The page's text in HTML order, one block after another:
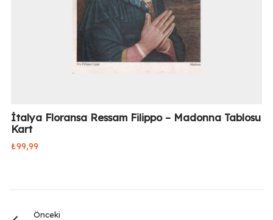
İtalya Floransa Ressam Filippo – Madonna Tablosu
Kart
₺99,99
Önceki